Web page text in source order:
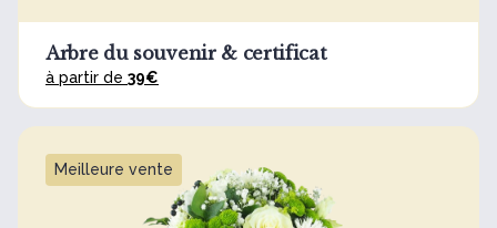
Arbre du souvenir & certificat
à partir de 39€
Meilleure vente